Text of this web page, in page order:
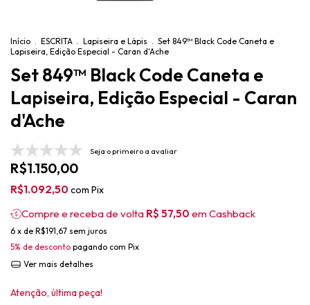
Início . ESCRITA . Lapiseira e Lápis . Set 849™ Black Code Caneta e
Lapiseira, Edição Especial - Caran d'Ache
Set 849™ Black Code Caneta e
Lapiseira, Edição Especial - Caran
d'Ache
Seja o primeiro a avaliar
R$1.150,00
R$1.092,50com Pix
Compre e receba de volta R$ 57,50 em Cashback
6 x de R$191,67 sem juros
5% de desconto pagando com Pix
Ver mais detalhes
Atenção, última peça!